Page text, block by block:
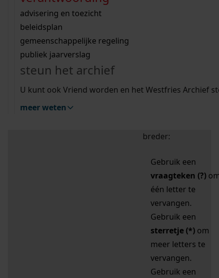
bouwvergunningen
omgevingsvergunningen
vergunningen
beeld en geluid
uitleg nodig?
Wij helpen u op weg met een aantal zoektips.
bekijk alle zoektips
Wij helpen u op weg met een aantal zoektips.
bekijk alle zoektips
bekijk ons geschiedenislokaal
advisering en toezicht
beleidsplan
gemeenschappelijke regeling
publiek jaarverslag
steun het archief
U kunt ook Vriend worden en het Westfries Archief
meer weten
zoektips
Mijn Studiezaal (inloggen)
uw zoekopdracht te
breder:
Gebruik een
vraagteken (?)
één letter te
vervangen.
Gebruik een
sterretje (*) om
meer letters te
vervangen.
Gebruik een